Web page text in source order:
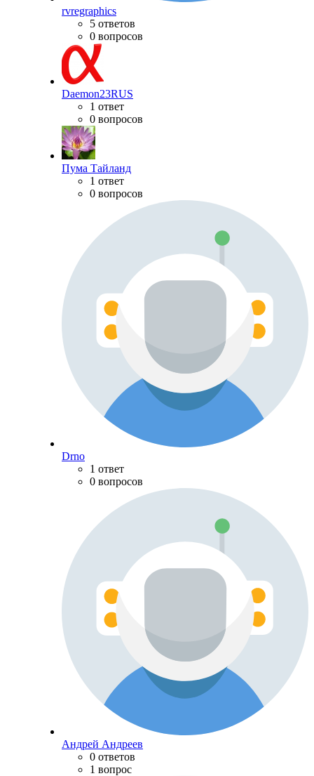
rvregraphics
5 ответов
0 вопросов
Daemon23RUS
1 ответ
0 вопросов
Пума Тайланд
1 ответ
0 вопросов
Drno
1 ответ
0 вопросов
Андрей Андреев
0 ответов
1 вопрос